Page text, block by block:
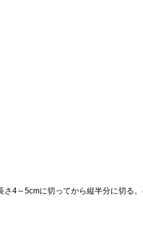
4～5cmに切ってから縦半分に切る